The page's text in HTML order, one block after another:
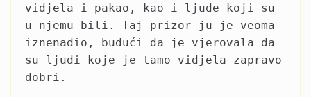
vidjela i pakao, kao i ljude koji su
u njemu bili. Taj prizor ju je veoma
iznenadio, budući da je vjerovala da
su ljudi koje je tamo vidjela zapravo
dobri.